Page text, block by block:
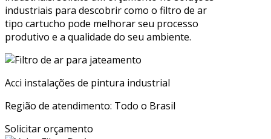
industriais para descobrir como o filtro de ar
tipo cartucho pode melhorar seu processo
produtivo e a qualidade do seu ambiente.
Acci instalações de pintura industrial
Região de atendimento: Todo o Brasil
Solicitar orçamento